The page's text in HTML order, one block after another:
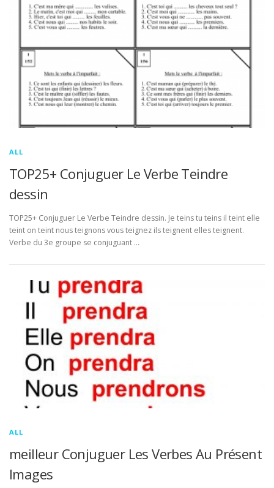
ALL
TOP25+ Conjuguer Le Verbe Teindre
dessin
TOP25+ Conjuguer Le Verbe Teindre dessin. Je teins tu teins il teint elle
teint on teint nous teignons vous teignez ils teignent elles teignent.
Verbe du 3e groupe se conjuguant …
ALL
meilleur Conjuguer Les Verbes Au Présent
Images